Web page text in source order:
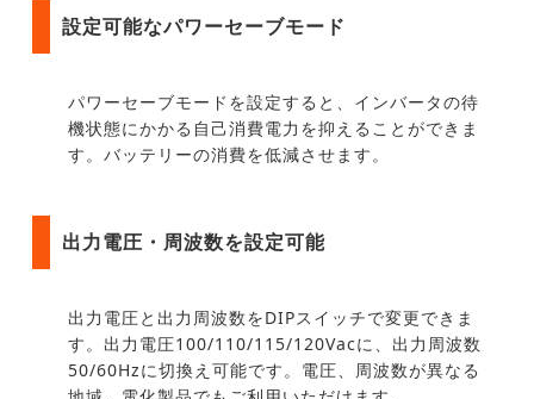
設定可能なパワーセーブモード
パワーセーブモードを設定すると、インバータの待
機状態にかかる自己消費電力を抑えることができま
す。バッテリーの消費を低減させます。
出力電圧・周波数を設定可能
出力電圧と出力周波数をDIPスイッチで変更できま
す。出力電圧100/110/115/120Vacに、出力周波数
50/60Hzに切換え可能です。電圧、周波数が異なる